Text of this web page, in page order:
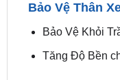
Bảo Vệ Thân
Bảo Vệ Khỏi
Tăng Độ Bền